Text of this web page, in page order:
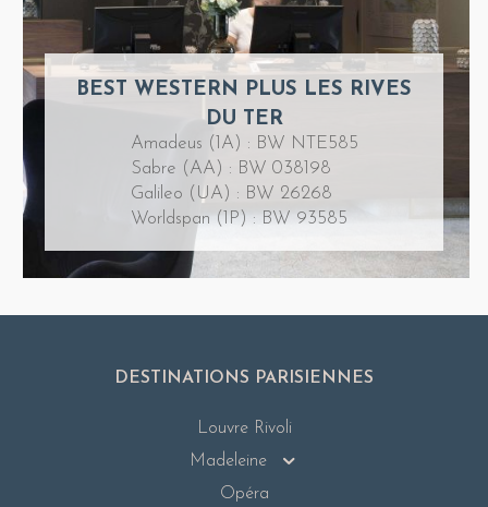
BEST WESTERN PLUS LES RIVES
DU TER
Amadeus (1A) : BW NTE585
Sabre (AA) : BW 038198
Galileo (UA) : BW 26268
Worldspan (1P) : BW 93585
DESTINATIONS PARISIENNES
Louvre Rivoli
Madeleine
Opéra